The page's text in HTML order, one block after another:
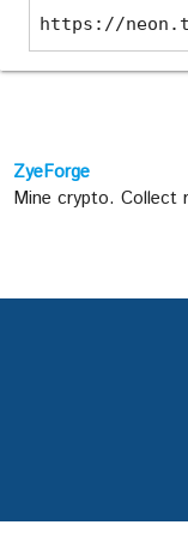
https://
ZyeForge
Mine crypto. Collect